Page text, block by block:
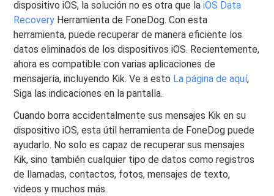
dispositivo iOS, la solución no es otra que laiOS Data
Recovery Herramienta de FoneDog. Con esta
herramienta, puede recuperar de manera eficiente los
datos eliminados de los dispositivos iOS. Recientemente,
ahora es compatible con varias aplicaciones de
mensajería, incluyendo Kik. Ve a esto La página de aquí,
Siga las indicaciones en la pantalla.
Cuando borra accidentalmente sus mensajes Kik en su
dispositivo iOS, esta útil herramienta de FoneDog puede
ayudarlo. No solo es capaz de recuperar sus mensajes
Kik, sino también cualquier tipo de datos como registros
de llamadas, contactos, fotos, mensajes de texto,
videos y muchos más.